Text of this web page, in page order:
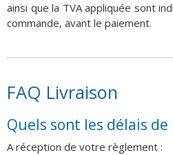
ainsi que la TVA appliquée sont
commande, avant le paiement.
FAQ Livraison
Quels sont les délais de
A réception de votre règlement :